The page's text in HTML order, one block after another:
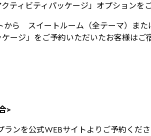
ティビティパッケージ」オプションを
ら スイートルーム（全テーマ）また
ケージ」をご予約いただいたお客様は
>
ランを公式WEBサイトよりご予約くださ